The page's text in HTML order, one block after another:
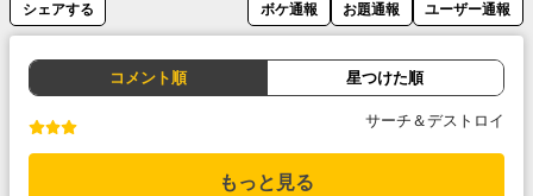
シェアする ボケ通報 お題通報 ユーザー通報
コメント順 星つけた順
サーチ＆デストロイ
もっと見る